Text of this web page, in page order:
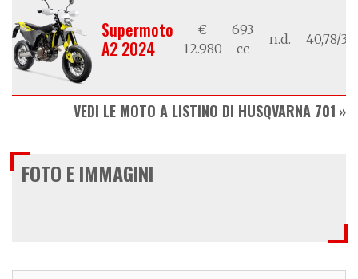
Supermoto
A2 2024
€
12.980
693
cc
n.d. 40,78/
VEDI LE MOTO A LISTINO DI HUSQVARNA 701
FOTO E IMMAGINI